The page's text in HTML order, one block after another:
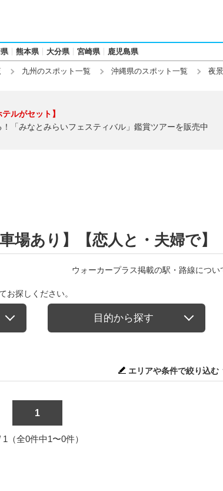
熊本県 大分県 宮崎県 鹿児島県
九州のスポット一覧 沖縄県のスポット一覧 夜景
ルがセット】
「みなとみらいフェスティバル」鑑賞ツアーを販売中
場あり】【恋人と・夫婦で】
ウォーカープラス掲載の駅・路線につい
お探しください。
目的から探す
エリアや条件で絞り込む
1
1（全0件中1〜0件）